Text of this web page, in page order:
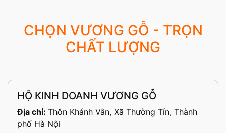
CHỌN VƯƠNG GỖ - TRỌN
CHẤT LƯỢNG
HỘ KINH DOANH VƯƠNG GỖ
Địa chỉ: Thôn Khánh Vân, Xã Thường Tín, Thành
phố Hà Nội